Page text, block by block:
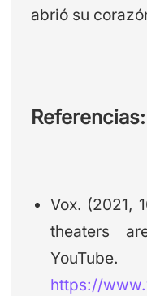
abrió su
Referencias:
Vox. (2021,
theaters
YouTube.
https://